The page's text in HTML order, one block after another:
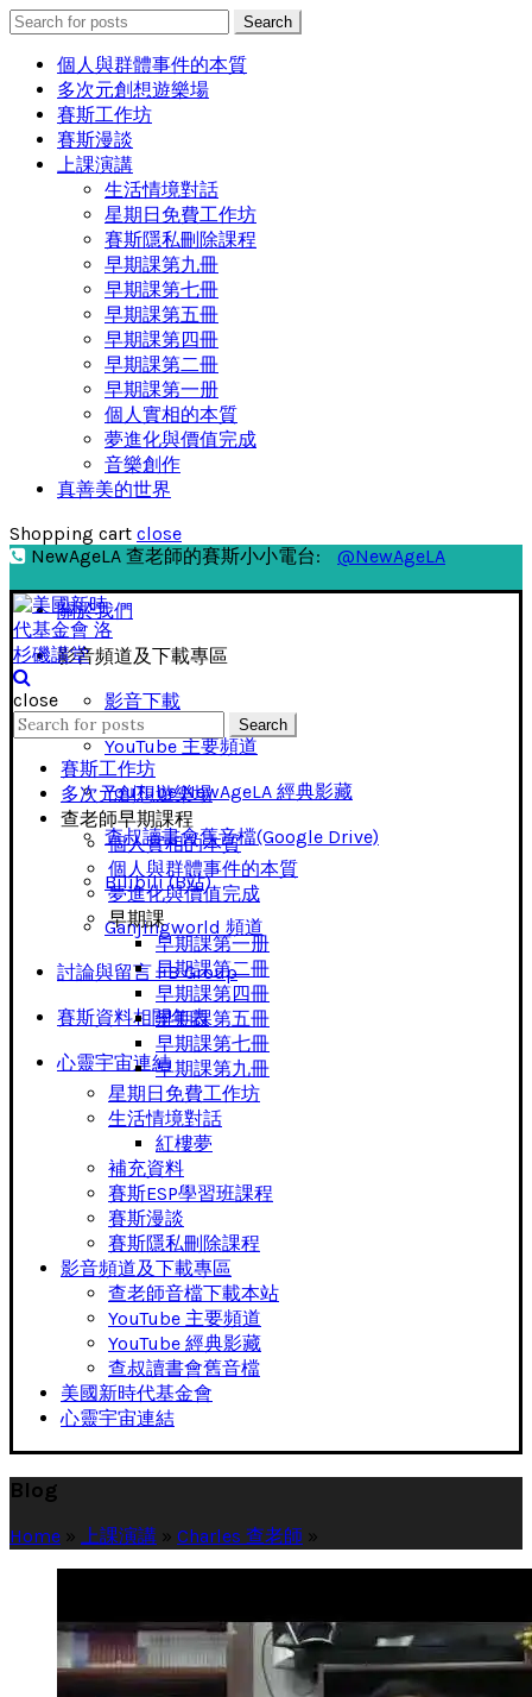
Search
for:
Search
個人與群體事件的本質
多次元創想遊樂場
賽斯工作坊
賽斯漫談
上課演講
生活情境對話
星期日免費工作坊
賽斯隱私刪除課程
早期課第九冊
早期課第七冊
早期課第五冊
早期課第四冊
早期課第二冊
早期課第一册
個人實相的本質
夢進化與價值完成
音樂創作
真善美的世界
Shopping cart close
NewAgeLA 查老師的賽斯小小電台:
@NewAgeLA
關於我們
影音頻道及下載專區
影音下載
YouTube 主要頻道
YouTube NewAgeLA 經典影藏
查叔讀書會舊音檔(Google Drive)
Bilibili (B站)
Ganjingworld 頻道
討論與留言 FB Group
賽斯資料相關年表
心靈宇宙連結
close
Search
for:
Search
賽斯工作坊
多次元創想遊樂場
查老師早期課程
個人實相的本質
個人與群體事件的本質
夢進化與價值完成
早期課
早期課第一册
早期課第二冊
早期課第四冊
早期課第五冊
早期課第七冊
早期課第九冊
星期日免費工作坊
生活情境對話
紅樓夢
補充資料
賽斯ESP學習班課程
賽斯漫談
賽斯隱私刪除課程
影音頻道及下載專區
查老師音檔下載本站
YouTube 主要頻道
YouTube 經典影藏
查叔讀書會舊音檔
美國新時代基金會
心靈宇宙連結
Blog
Home » 上課演講 » Charles 查老師 »